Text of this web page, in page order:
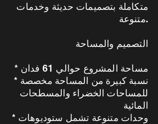
متكاملة بتصميمات حديثة وخدمات
متنوعة.
التصميم والمساحة
* مساحة المشروع حوالي 61 فدان
* نسبة كبيرة من المساحة مخصصة
للمساحات الخضراء والمسطحات
المائية
* وحدات متنوعة تشمل ستوديوهات